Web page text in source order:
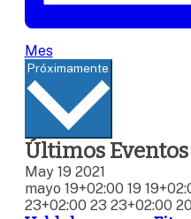
Mes
Próximamente
Últimos Eventos
May 19 2021
mayo 19+02:00 19
23+02:00 23 23+02:00